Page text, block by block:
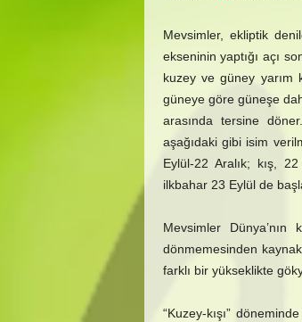
Mevsimler, ekliptik
ekseninin yaptığı açı
kuzey ve güney yarım
güneye göre güneşe
arasında tersine
aşağıdaki gibi isim
Eylül-22 Aralık; kış,
ilkbahar 23 Eylül de
Mevsimler
dönmemesinden
farklı bir yükseklikte
“Kuzey-kışı”